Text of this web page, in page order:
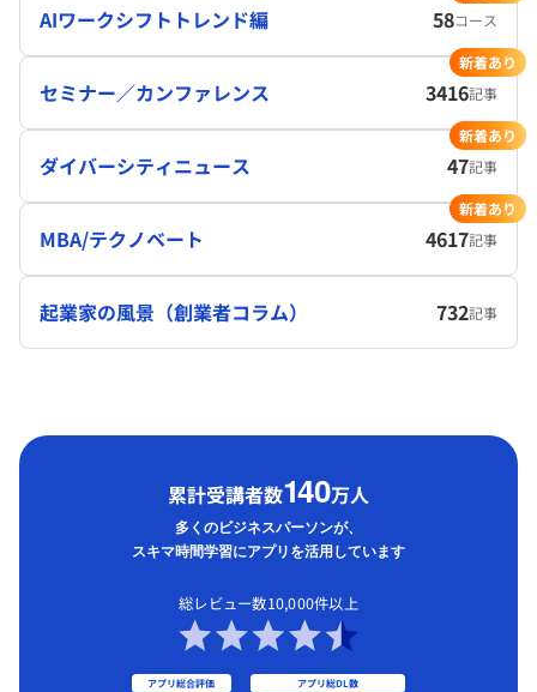
AIワークシフトトレンド編 58コース
セミナー／カンファレンス 3416記事
新着あり
ダイバーシティニュース 47記事
新着あり
MBA/テクノベート 4617記事
新着あり
起業家の風景（創業者コラム） 732記事
累計受講者数140万人
多くのビジネスパーソンが、
スキマ時間学習にアプリを活用しています
総レビュー数10,000件以上
アプリ総合評価 アプリ総DL数